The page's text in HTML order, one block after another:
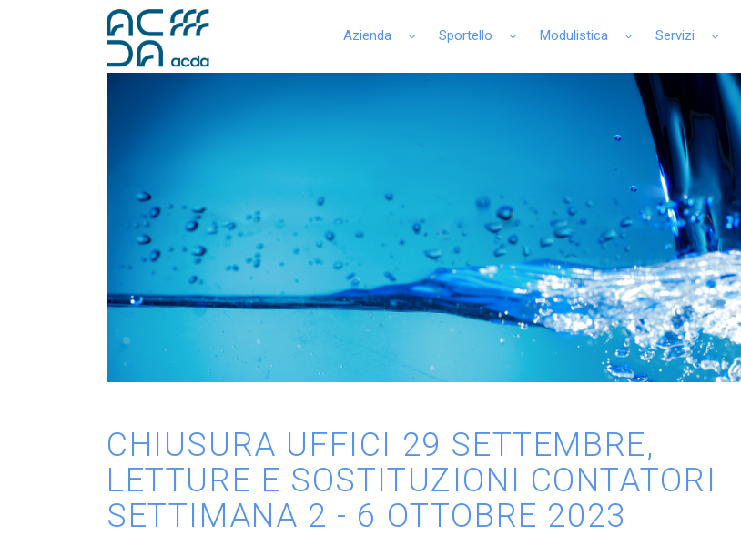
Azienda Sportello Modulistica Servizi
CHIUSURA UFFICI 29 SETTEMBRE,
LETTURE E SOSTITUZIONI CONTATORI
SETTIMANA 2 - 6 OTTOBRE 2023